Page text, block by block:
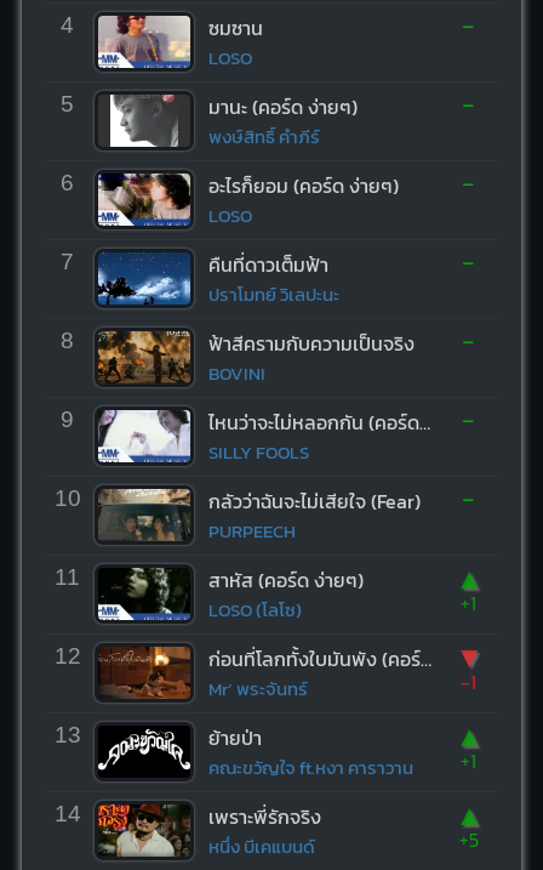
4 ซมซาน
LOSO
-
5 มานะ (คอร์ด ง่ายๆ)
พงษ์สิทธิ์ คำภีร์
-
6 อะไรก็ยอม (คอร์ด ง่ายๆ)
LOSO
-
7 คืนที่ดาวเต็มฟ้า
ปราโมทย์ วิเลปะนะ
-
8 ฟ้าสีครามกับความเป็นจริง
BOVINI
-
9 ไหนว่าจะไม่หลอกกัน (คอร์ด ง่ายๆ)
SILLY FOOLS
-
10 กลัวว่าฉันจะไม่เสียใจ (Fear)
PURPEECH
-
11 สาหัส (คอร์ด ง่ายๆ)
LOSO (โลโซ)
▲
+1
12 ก่อนที่โลกทั้งใบมันพัง (คอร์ด ง่ายๆ)
Mr’ พระจันทร์
▼
-1
13 ย้ายป่า
คณะขวัญใจ ft.หงา คาราวาน
▲
+1
14 เพราะพี่รักจริง
หนึ่ง บีเคแบนด์
▲
+5